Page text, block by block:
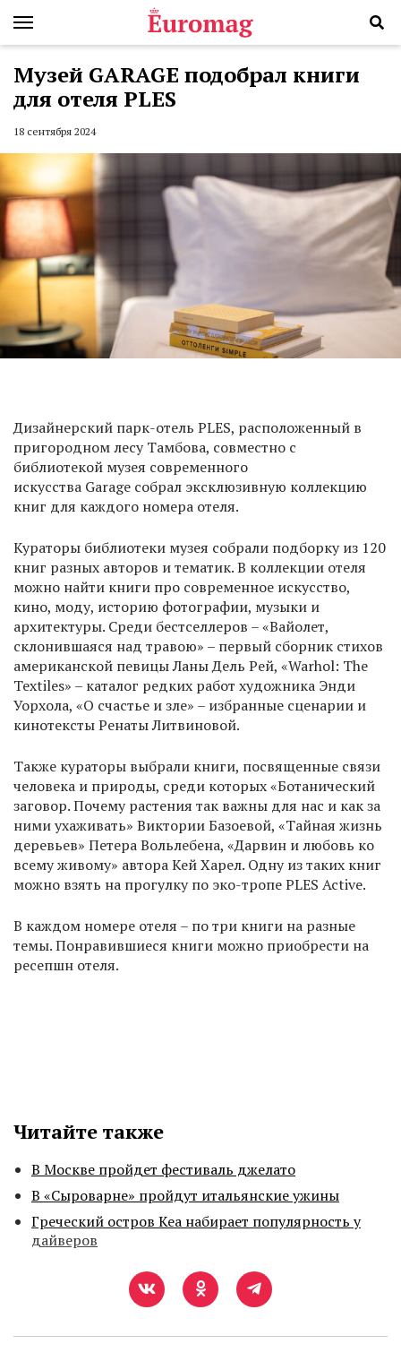
Музей GARAGE подобрал книги
для отеля PLES
18 сентября 2024
Дизайнерский парк-отель PLES, расположенный в
пригородном леcу Тамбова, совместно с
библиотекой музея современного
искусства Garage собрал эксклюзивную коллекцию
книг для каждого номера отеля.
Кураторы библиотеки музея собрали подборку из 120
книг разных авторов и тематик. В коллекции отеля
можно найти книги про современное искусство,
кино, моду, историю фотографии, музыки и
архитектуры. Среди бестселлеров – «Вайолет,
склонившаяся над травою» – первый сборник стихов
американской певицы Ланы Дель Рей, «Warhol: The
Textiles» – каталог редких работ художника Энди
Уорхола, «О счастье и зле» – избранные сценарии и
кинотексты Ренаты Литвиновой.
Также кураторы выбрали книги, посвященные связи
человека и природы, среди которых «Ботанический
заговор. Почему растения так важны для нас и как за
ними ухаживать» Виктории Базоевой, «Тайная жизнь
деревьев» Петера Вольлебена, «Дарвин и любовь ко
всему живому» автора Кей Харел. Одну из таких книг
можно взять на прогулку по эко-тропе PLES Active.
В каждом номере отеля – по три книги на разные
темы. Понравившиеся книги можно приобрести на
ресепшн отеля.
Читайте также
В Москве пройдет фестиваль джелато
В «Сыроварне» пройдут итальянские ужины
Греческий остров Кеа набирает популярность у
дайверов